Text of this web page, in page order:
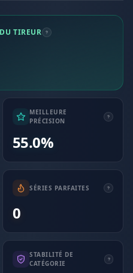
TIREUR
MEILLEURE
PRÉCISION
55.0%
SÉRIES PARFAITES
0
STABILITÉ DE
CATÉGORIE